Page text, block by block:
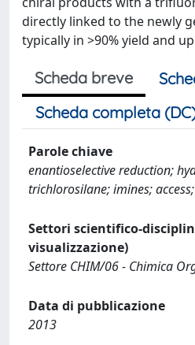
directly linked to the newly
typically in >90% yield and
Scheda breve
Scheda completa
Parole chiave
enantioselective reduction;
trichlorosilane; imines;
Settori scientifico-
visualizzazione)
Settore CHIM/06 - Chimica
Data di pubblicazione
2013